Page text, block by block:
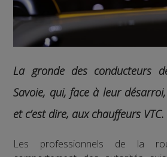
La gronde des conducteurs
Savoie, qui, face à leur désarroi,
et c’est dire, aux chauffeurs VTC.
Les professionnels de la